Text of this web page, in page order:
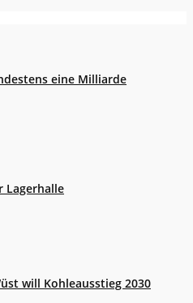
eine Milliarde
Lagerhalle
will Kohleausstieg 2030